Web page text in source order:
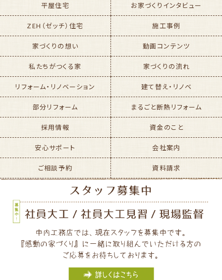
平屋住宅 お家づくりインタビュー
ZEH（ゼッチ）住宅 施工事例
家づくりの想い 動画コンテンツ
私たちがつくる家 家づくりの流れ
リフォーム・リノベーション 建て替え・リノベ
部分リフォーム まるごと断熱リフォーム
採用情報 資金のこと
安心サポート 会社案内
ご相談予約 資料請求